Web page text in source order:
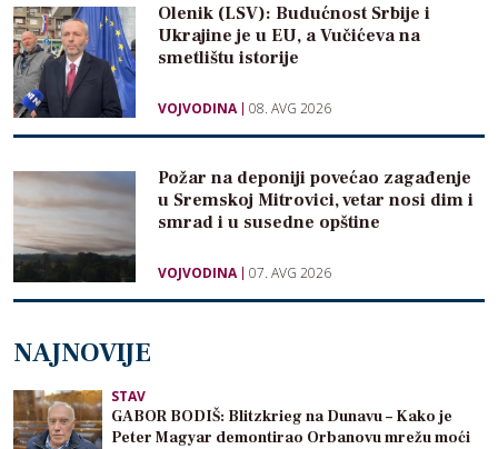
Olenik (LSV): Budućnost Srbije i
Ukrajine je u EU, a Vučićeva na
smetlištu istorije
VOJVODINA 08. AVG 2026
Požar na deponiji povećao zagađenje
u Sremskoj Mitrovici, vetar nosi dim i
smrad i u susedne opštine
VOJVODINA 07. AVG 2026
NAJNOVIJE
STAV
GABOR BODIŠ: Blitzkrieg na Dunavu – Kako je
Peter Magyar demontirao Orbanovu mrežu moći